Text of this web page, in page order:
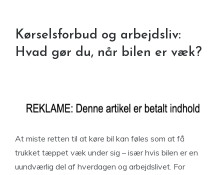
Kørselsforbud og arbejdsliv:
Hvad gør du, når bilen er væk?
At miste retten til at køre bil kan føles som at få
trukket tæppet væk under sig – især hvis bilen er en
uundværlig del af hverdagen og arbejdslivet. For